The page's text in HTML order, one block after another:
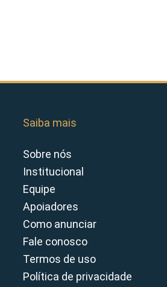
Saiba mais
Sobre nós
Institucional
Equipe
Apoiadores
Como anunciar
Fale conosco
Termos de uso
Política de privacidade